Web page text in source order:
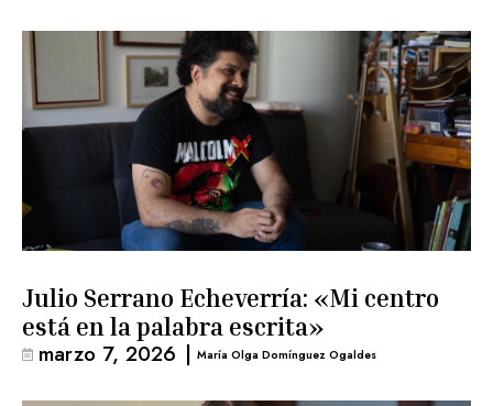
Julio Serrano Echeverría: «Mi centro
está en la palabra escrita»
marzo 7, 2026 | María Olga Domínguez Ogaldes